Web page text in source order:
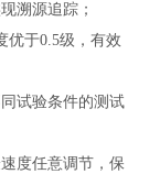
溯源追踪；
优于0.5级，有效
试验条件的测试
度任意调节，保